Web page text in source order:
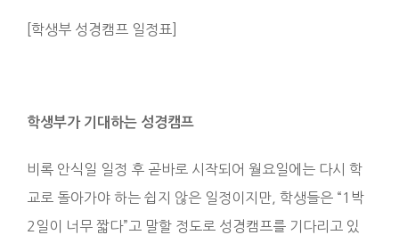
[학생부 성경캠프 일정표]
학생부가 기대하는 성경캠프
비록 안식일 일정 후 곧바로 시작되어 월요일에는 다시 학
교로 돌아가야 하는 쉽지 않은 일정이지만, 학생들은 “1박
2일이 너무 짧다”고 말할 정도로 성경캠프를 기다리고 있